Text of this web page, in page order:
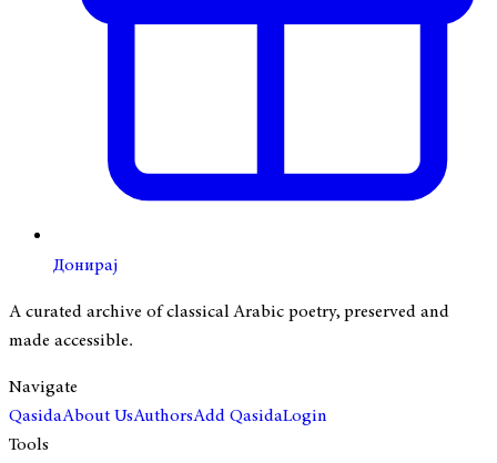
Донирај
A curated archive of classical Arabic poetry, preserved and
made accessible.
Navigate
QasidaAbout UsAuthorsAdd QasidaLogin
Tools